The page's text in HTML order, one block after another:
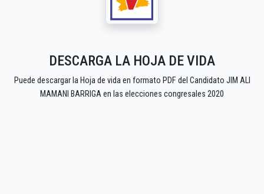
DESCARGA LA HOJA DE VIDA
Puede descargar la Hoja de vida en formato PDF del Candidato JIM ALI
MAMANI BARRIGA en las elecciones congresales 2020